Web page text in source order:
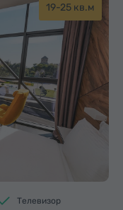
19-25 кв.м
Телевизор